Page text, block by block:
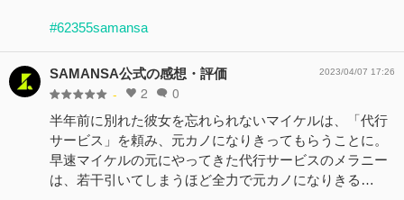
#62355samansa
SAMANSA公式の感想・評価
- 2 0
2023/04/07 17:26
半年前に別れた彼女を忘れられないマイケルは、「代行
サービス」を頼み、元カノになりきってもらうことに。
早速マイケルの元にやってきた代行サービスのメラニー
は、若干引いてしまうほど全力で元カノになりきる…